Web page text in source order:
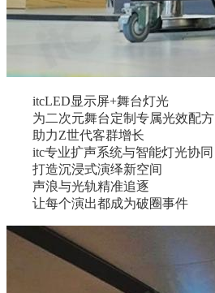
itcLED显示屏+舞台灯光
为二次元舞台定制专属光效配方
助力Z世代客群增长
itc专业扩声系统与智能灯光协同
打造沉浸式演绎新空间
声浪与光轨精准追逐
让每个演出都成为破圈事件